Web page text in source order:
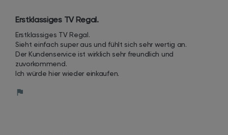
Erstklassiges TV Regal.
Erstklassiges TV Regal.
Sieht einfach super aus und fühlt sich sehr wertig an.
Der Kundenservice ist wirklich sehr freundlich und
zuvorkommend.
Ich würde hier wieder einkaufen.